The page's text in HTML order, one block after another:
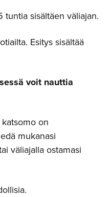
sisältäen väliajan.
Esitys sisältää
voit nauttia
on
mukanasi
väliajalla ostamasi